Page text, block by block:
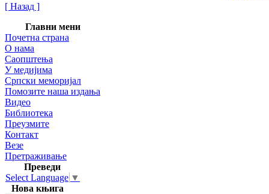
[ Назад ]
Главни мени
Почетна страна
О нама
Саопштења
У медијима
Српски меморијал
Помозите наша издања
Видео
Библиотека
Преузмите
Контакт
Везе
Претраживање
Преведи
Select Language ▼
Нова књига